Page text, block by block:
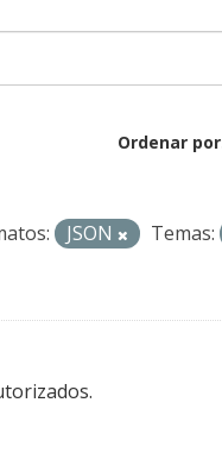
Ordenar por
JSON Temas: